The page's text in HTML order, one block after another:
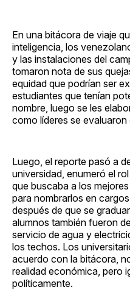
En una bitácora de viaje
inteligencia, los
y las instalaciones del
tomaron nota de sus
equidad que podrían ser
estudiantes que tenían
nombre, luego se les
como líderes se
Luego, el reporte pasó a
universidad, enumeró el
que buscaba a los
para nombrarlos en
después de que se
alumnos también fueron
servicio de agua y
los techos. Los
acuerdo con la bitácora,
realidad económica, pero
políticamente.